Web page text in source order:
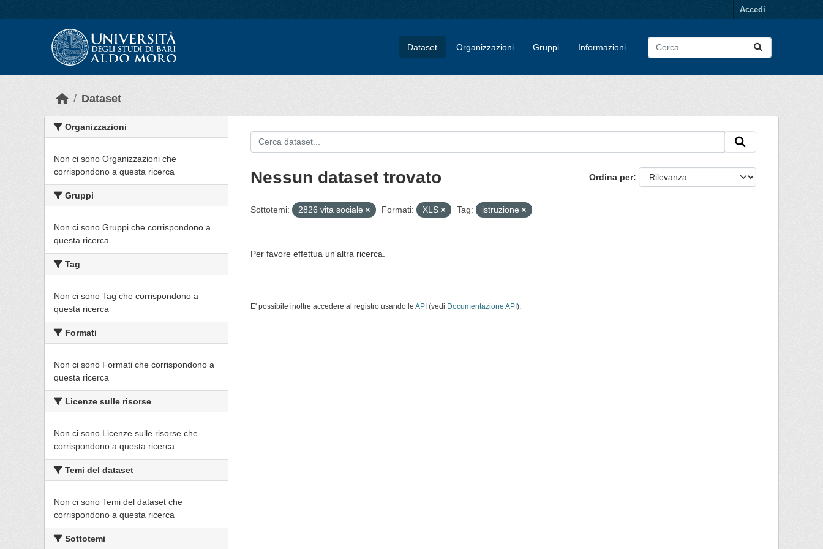
Accedi
Dataset Organizzazioni Gruppi Informazioni
Dataset
Organizzazioni
Non ci sono Organizzazioni che
corrispondono a questa ricerca
Gruppi
Non ci sono Gruppi che corrispondono a
questa ricerca
Tag
Non ci sono Tag che corrispondono a
questa ricerca
Formati
Non ci sono Formati che corrispondono a
questa ricerca
Licenze sulle risorse
Non ci sono Licenze sulle risorse che
corrispondono a questa ricerca
Temi del dataset
Non ci sono Temi del dataset che
corrispondono a questa ricerca
Sottotemi
Ordina per
Nessun dataset trovato
Sottotemi: 2826 vita sociale Formati: XLS Tag: istruzione
Per favore effettua un'altra ricerca.
E' possibile inoltre accedere al registro usando le API (vedi Documentazione API ).